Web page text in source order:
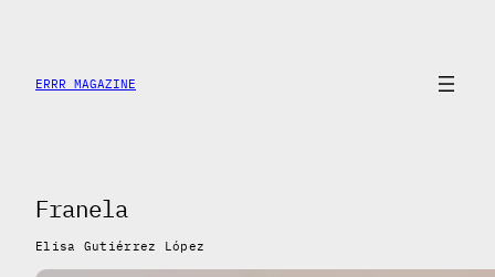
contenido
ERRR MAGAZINE
Franela
Elisa Gutiérrez López